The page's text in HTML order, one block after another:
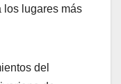
los lugares más
del